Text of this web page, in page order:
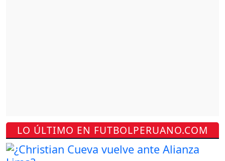
LO ÚLTIMO EN FUTBOLPERUANO.COM